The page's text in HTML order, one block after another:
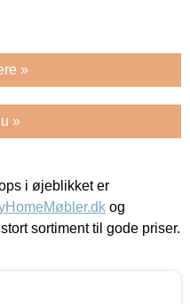
»
»
i øjeblikket er
og
sortiment til gode priser.